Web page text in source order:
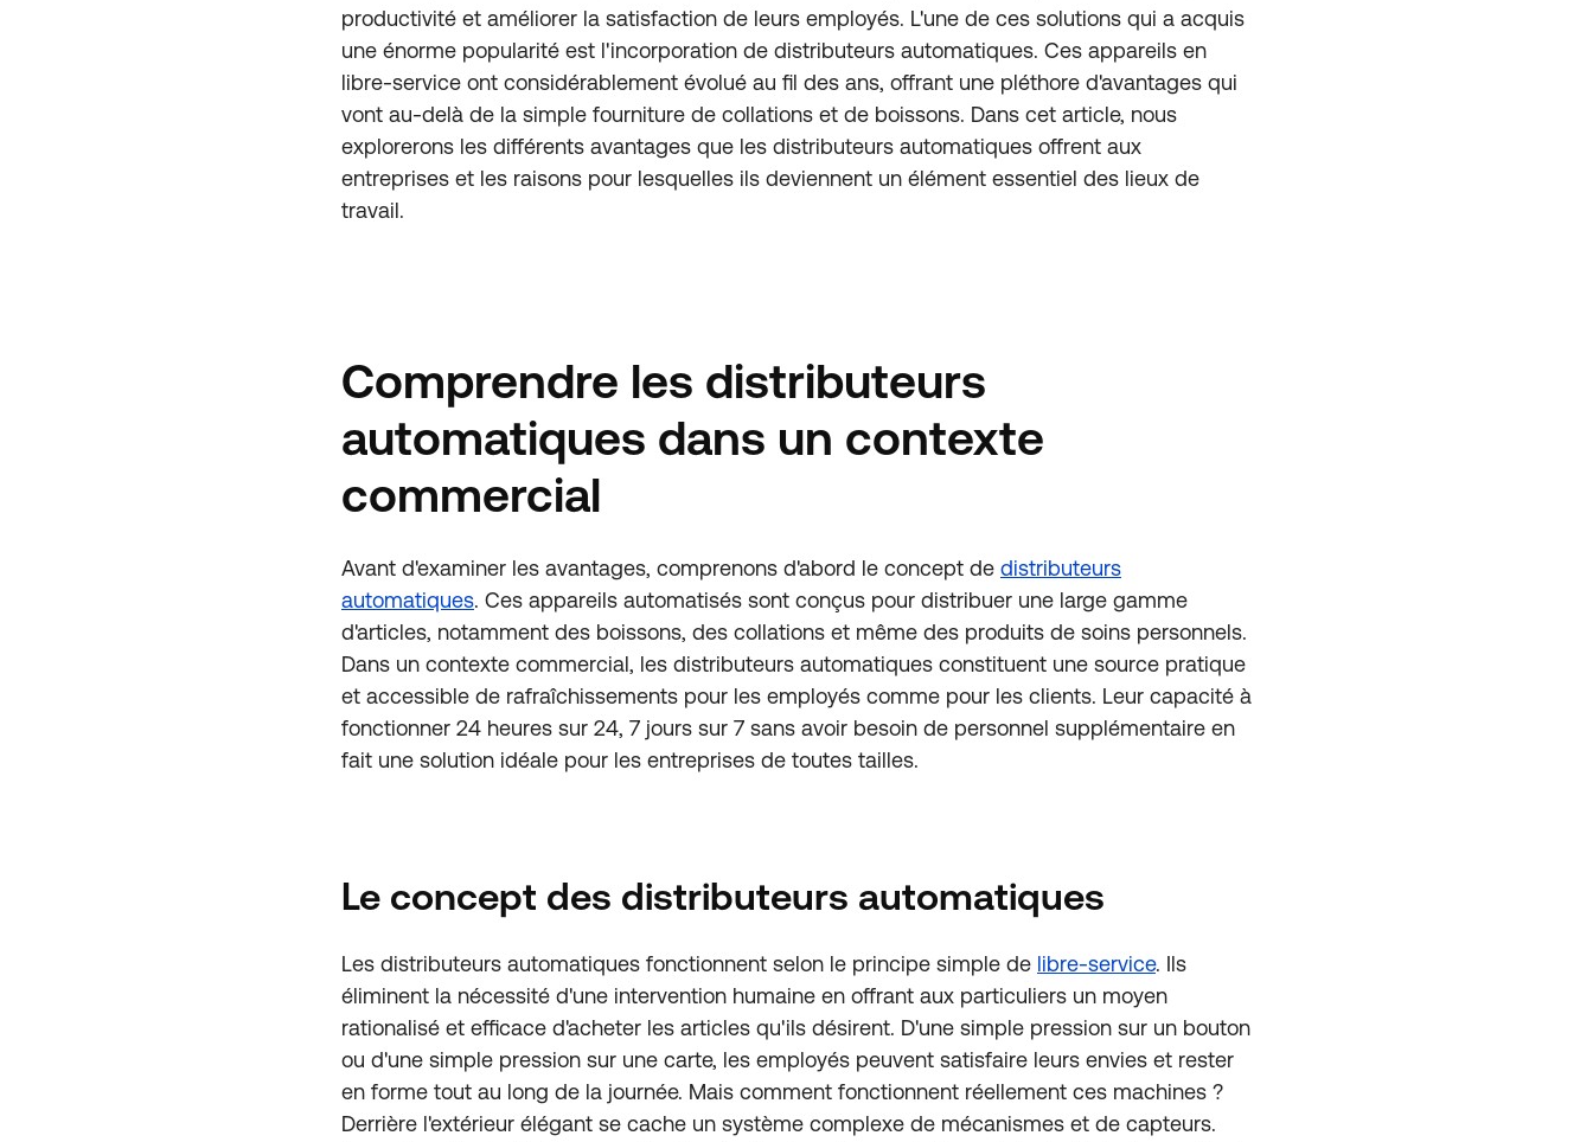
productivité et améliorer la satisfaction de leurs employés. L'une de ces solutions qui a acquis
une énorme popularité est l'incorporation de distributeurs automatiques. Ces appareils en
libre-service ont considérablement évolué au fil des ans, offrant une pléthore d'avantages qui
vont au-delà de la simple fourniture de collations et de boissons. Dans cet article, nous
explorerons les différents avantages que les distributeurs automatiques offrent aux
entreprises et les raisons pour lesquelles ils deviennent un élément essentiel des lieux de
travail.
Comprendre les distributeurs
automatiques dans un contexte
commercial
Avant d'examiner les avantages, comprenons d'abord le concept de distributeurs
automatiques. Ces appareils automatisés sont conçus pour distribuer une large gamme
d'articles, notamment des boissons, des collations et même des produits de soins personnels.
Dans un contexte commercial, les distributeurs automatiques constituent une source pratique
et accessible de rafraîchissements pour les employés comme pour les clients. Leur capacité à
fonctionner 24 heures sur 24, 7 jours sur 7 sans avoir besoin de personnel supplémentaire en
fait une solution idéale pour les entreprises de toutes tailles.
Le concept des distributeurs automatiques
Les distributeurs automatiques fonctionnent selon le principe simple de libre-service. Ils
éliminent la nécessité d'une intervention humaine en offrant aux particuliers un moyen
rationalisé et efficace d'acheter les articles qu'ils désirent. D'une simple pression sur un bouton
ou d'une simple pression sur une carte, les employés peuvent satisfaire leurs envies et rester
en forme tout au long de la journée. Mais comment fonctionnent réellement ces machines ?
Derrière l'extérieur élégant se cache un système complexe de mécanismes et de capteurs.